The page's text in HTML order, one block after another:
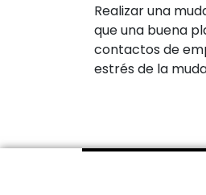
Realizar una
que una buena
contactos de
estrés de la